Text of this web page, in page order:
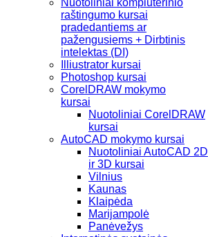
raštingumo kursai
pradedantiems ar
pažengusiems + Dirbtinis
intelektas (DI)
Illiustrator kursai
Photoshop kursai
CorelDRAW mokymo
kursai
Nuotoliniai CorelDRAW
kursai
AutoCAD mokymo kursai
Nuotoliniai AutoCAD 2D
ir 3D kursai
Vilnius
Kaunas
Klaipėda
Marijampolė
Panėvežys